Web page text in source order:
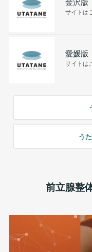
サイトは
愛媛版
サイトは
う
前立腺整